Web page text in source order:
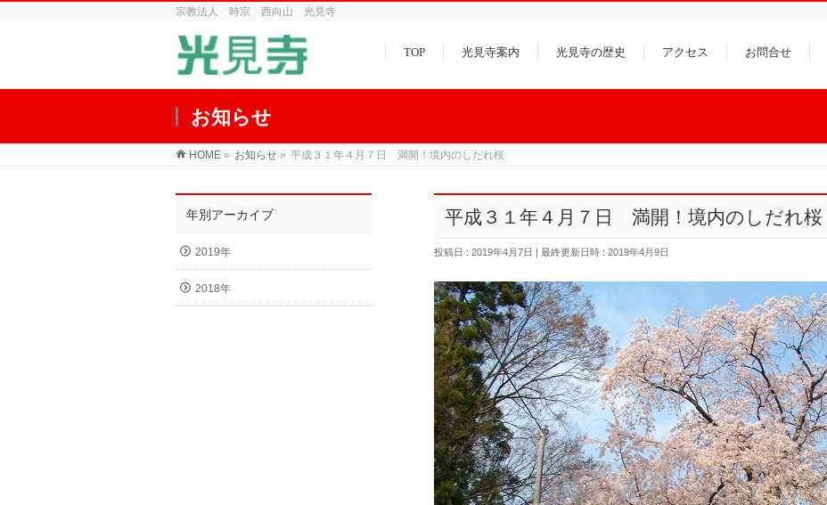
宗教法人 時宗 西向山 光見寺
TOP 光見寺案内 光見寺の歴史 アクセス お問合せ
お知らせ
HOME » お知らせ » 平成３１年４月７日 満開！境内のしだれ桜
平成３１年４月７日 満開！境内のしだれ桜
投稿日 : 2019年4月7日 最終更新日時 : 2019年4月9日
年別アーカイブ
2019年
2018年